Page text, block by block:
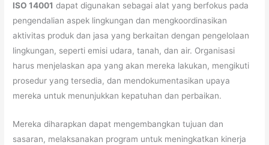
ISO 14001 dapat digunakan sebagai alat yang berfokus pada
pengendalian aspek lingkungan dan mengkoordinasikan
aktivitas produk dan jasa yang berkaitan dengan pengelolaan
lingkungan, seperti emisi udara, tanah, dan air. Organisasi
harus menjelaskan apa yang akan mereka lakukan, mengikuti
prosedur yang tersedia, dan mendokumentasikan upaya
mereka untuk menunjukkan kepatuhan dan perbaikan.
Mereka diharapkan dapat mengembangkan tujuan dan
sasaran, melaksanakan program untuk meningkatkan kinerja